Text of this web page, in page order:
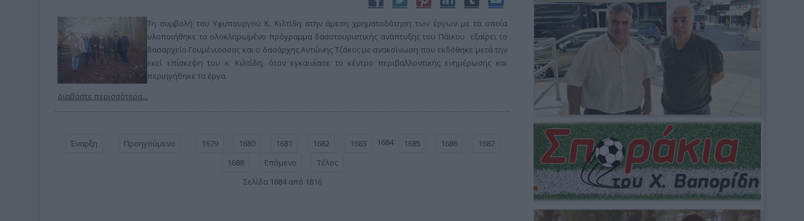
Τη συμβολή του Υφυπουργού Κ. Κιλτίδη στην άμεση χρηματοδότηση των έργων με τα οποία
υλοποιήθηκε το ολοκληρωμένο πρόγραμμα δασοτουριστικής ανάπτυξης του Πάικου εξαίρει το
δασαρχείο Γουμένιοσσας και ο δασάρχης Αντώνης Τζάκος με ανακοίνωση που εκδόθηκε μετά την
εκεί επίσκεψη του κ. Κιλτίδη, όταν εγκαινίασε το κέντρο περιβαλλοντικής ενημέρωσης και
περιηγήθηκε τα έργα.
Διαβάστε περισσότερα...
Έναρξη Προηγούμενο 1679 1680 1681 1682 1683 1684 1685 1686
1687
1688
Επόμενο
Τέλος
Σελίδα 1684 από 1816